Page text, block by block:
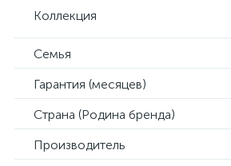
Коллекция
Семья
Гарантия (месяцев)
Страна (Родина бренда)
Производитель